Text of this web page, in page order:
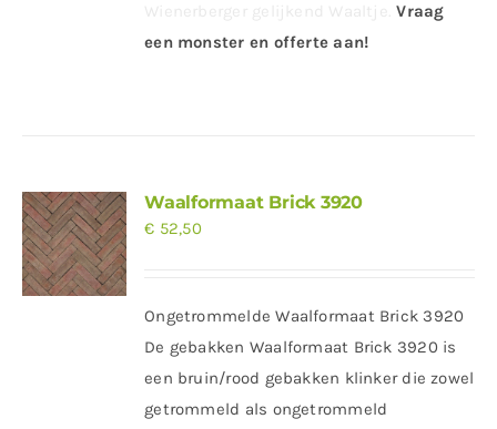
Vraag
een monster en offerte aan!
Waalformaat Brick 3920
€ 52,50
Ongetrommelde Waalformaat Brick 3920
De gebakken Waalformaat Brick 3920 is
een bruin/rood gebakken klinker die zowel
getrommeld als ongetrommeld